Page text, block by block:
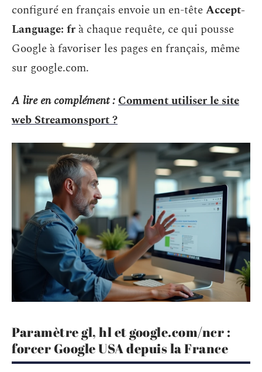
configuré en français envoie un en-têteAccept-
Language: fr à chaque requête, ce qui pousse
Google à favoriser les pages en français, même
sur google.com.
A lire en complément :Comment utiliser le site
web Streamonsport ?
Paramètre gl, hl et google.com/ncr :
forcer Google USA depuis la France